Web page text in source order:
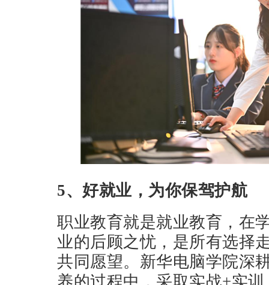
5、好就业，为你保驾护航
职业教育就是就业教育，在
业的后顾之忧，是所有选择
共同愿望。新华电脑学院深
养的过程中，采取实战+实